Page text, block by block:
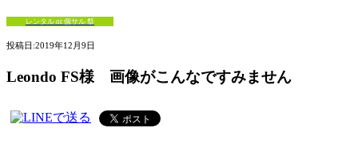
レンタル or 個サル 祭
投稿日:2019年12月9日
Leondo FS様 画像がこんなですみません